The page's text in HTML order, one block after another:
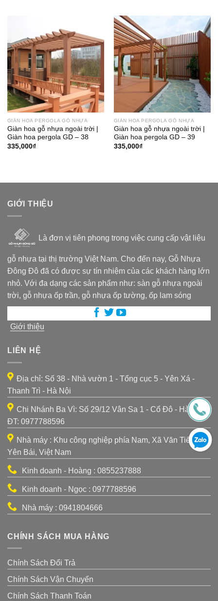
GIÀN HOA PERGOLA GỖ NHỰA
Giàn hoa gỗ nhựa ngoài trời |
Giàn hoa pergola GD – 38
335,000₫
GIÀN HOA PERGOLA GỖ NHỰA
Giàn hoa gỗ nhựa ngoài trời |
Giàn hoa pergola GD – 39
335,000₫
GIỚI THIỆU
Là đơn vị tiên phong trong việc cung cấp vật liệu
gỗ nhựa tại thị trường Việt Nam. Cho đến nay, Gỗ Nhựa
Đông Đô đã có được sự tín nhiệm của các khách hàng lớn
nhỏ. Với đa dạng các sản phẩm như: sàn gỗ nhựa ngoài
trời, gỗ nhựa ốp trần, gỗ nhựa ốp tường, ốp lam sóng
Giới thiệu
LIÊN HỆ
Địa chỉ: Số 38 - Nhà vườn 1 - Tổng cục 5 - Yên Xá -
Thanh Trì - Hà Nội
Chi Nhánh Ba Vì: Số 29/12 Vân Sa 1 - Cổ Đô - Hà Nội -
ĐT: 0977788596
Nhà máy : Khu công nghiệp phía Nam, Xã Văn Tiến, TP
Yên Bái, Việt Nam
Kinh doanh - Hoàng : 0855237888
Kinh doanh - Ngọc : 0977788596
Nhà máy : 0941804666
CHÍNH SÁCH MUA HÀNG
Chính Sách Đổi Trả
Chính Sách Vận Chuyển
Chính Sách Thanh Toán